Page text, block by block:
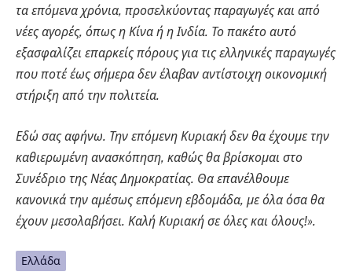
τα επόμενα χρόνια, προσελκύοντας παραγωγές και από
νέες αγορές, όπως η Κίνα ή η Ινδία. Το πακέτο αυτό
εξασφαλίζει επαρκείς πόρους για τις ελληνικές παραγωγές
που ποτέ έως σήμερα δεν έλαβαν αντίστοιχη οικονομική
στήριξη από την πολιτεία.
Εδώ σας αφήνω. Την επόμενη Κυριακή δεν θα έχουμε την
καθιερωμένη ανασκόπηση, καθώς θα βρίσκομαι στο
Συνέδριο της Νέας Δημοκρατίας. Θα επανέλθουμε
κανονικά την αμέσως επόμενη εβδομάδα, με όλα όσα θα
έχουν μεσολαβήσει. Καλή Κυριακή σε όλες και όλους!».
Ελλάδα